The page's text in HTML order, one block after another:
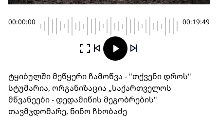
00:00:00 00:19:49
ტყიბულში მეწყერი ჩამოწვა - "თქვენი დროს"
სტუმარია, ორგანიზაცია „საქართველოს
მწვანეები - დედამიწის მეგობრების"
თავმჯდომარე, ნინო ჩხობაძე